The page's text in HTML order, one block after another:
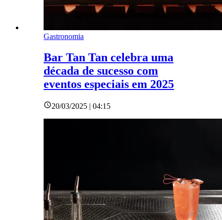
Gastronomia
Bar Tan Tan celebra uma
década de sucesso com
eventos especiais em 2025
20/03/2025 | 04:15